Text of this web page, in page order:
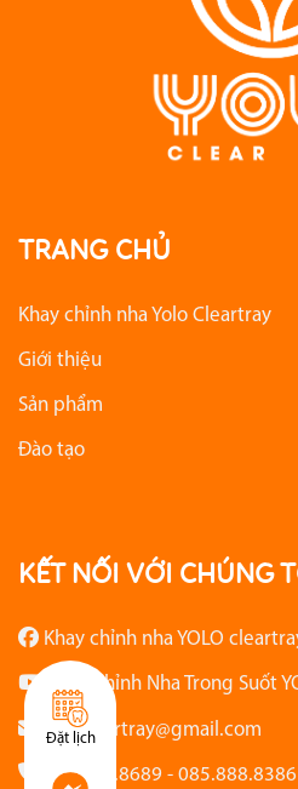
Đặt lịch
TRANG CHỦ
Khay chỉnh nha Yolo Cleartray
Giới thiệu
Sản phẩm
Đào tạo
KẾT NỐI VỚI CHÚNG
Khay chỉnh nha YOLO
Khay Chỉnh Nha Trong Suốt
Yolocleartray@gmail.com
082.888.8689 - 085.888.8386